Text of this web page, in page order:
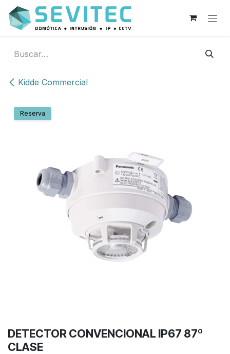
Ir al contenido
Kidde Commercial
Reserva
DETECTOR CONVENCIONAL IP67 87º
CLASE